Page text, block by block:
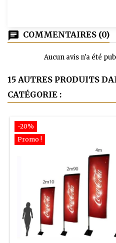
COMMENTAIRES (0)
Aucun avis n'a été
15 AUTRES PRODUITS
CATÉGORIE :
-20%
Promo !